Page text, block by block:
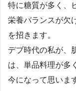
特に糖質が多く、
栄養バランスが欠
を招きます。
デブ時代の私が、
は、単品料理が多
今になって思いま